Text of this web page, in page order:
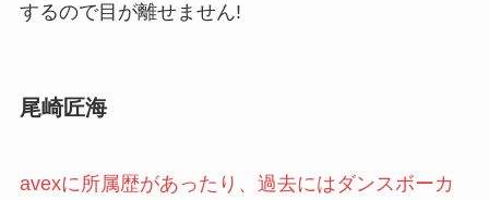
するので目が離せません!
尾崎匠海
avexに所属歴があったり、過去にはダンスボーカ